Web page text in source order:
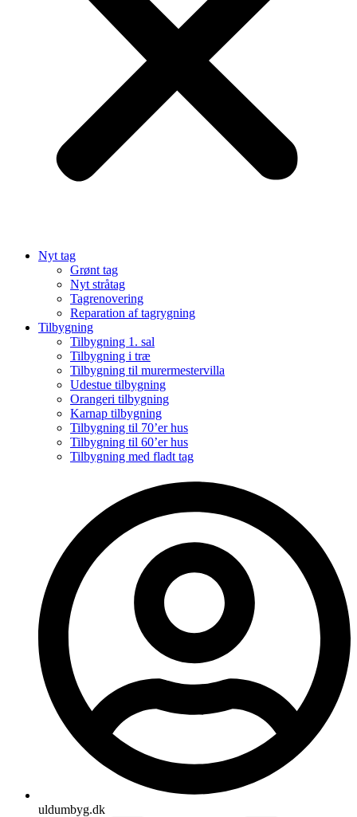
Nyt tag
Grønt tag
Nyt stråtag
Tagrenovering
Reparation af tagrygning
Tilbygning
Tilbygning 1. sal
Tilbygning i træ
Tilbygning til murermestervilla
Udestue tilbygning
Orangeri tilbygning
Karnap tilbygning
Tilbygning til 70’er hus
Tilbygning til 60’er hus
Tilbygning med fladt tag
uldumbyg.dk